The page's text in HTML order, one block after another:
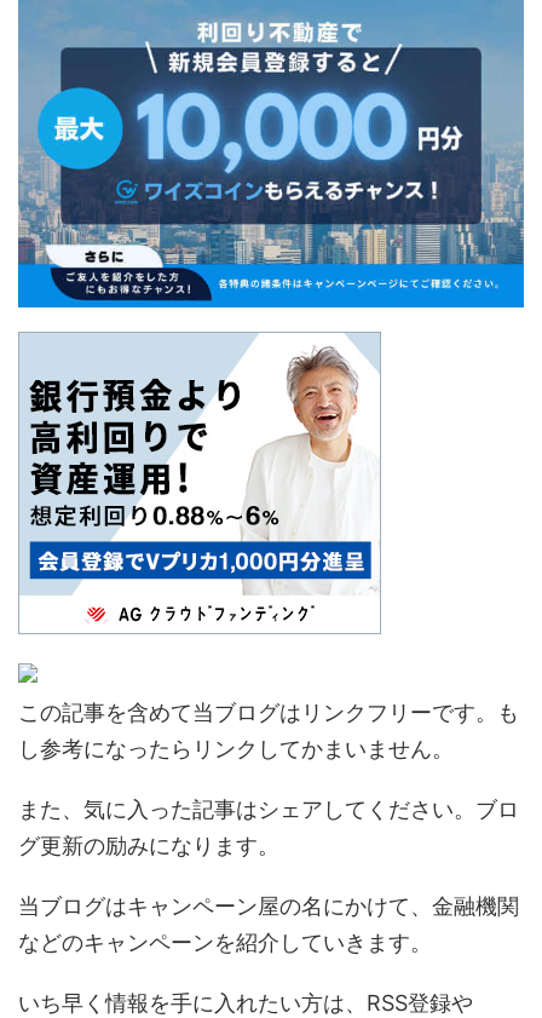
この記事を含めて当ブログはリンクフリーです。も
し参考になったらリンクしてかまいません。
また、気に入った記事はシェアしてください。ブロ
グ更新の励みになります。
当ブログはキャンペーン屋の名にかけて、金融機関
などのキャンペーンを紹介していきます。
いち早く情報を手に入れたい方は、RSS登録や